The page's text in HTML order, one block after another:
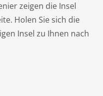
zeigen die Insel
Holen Sie sich die
Insel zu Ihnen nach